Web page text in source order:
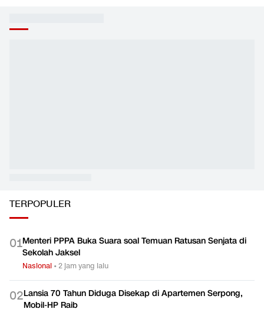
TERPOPULER
01Menteri PPPA Buka Suara soal Temuan Ratusan Senjata di
Sekolah Jaksel
Nasional • 2 jam yang lalu
02Lansia 70 Tahun Diduga Disekap di Apartemen Serpong,
Mobil-HP Raib